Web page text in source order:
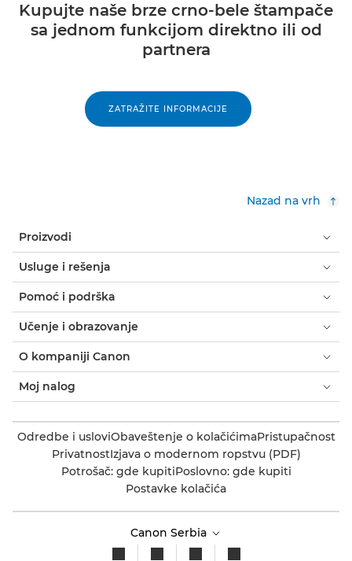
Kupujte naše brze crno-bele štampače
sa jednom funkcijom direktno ili od
partnera
ZATRAŽITE INFORMACIJE
Nazad na vrh
Proizvodi
Usluge i rešenja
Pomoć i podrška
Učenje i obrazovanje
O kompaniji Canon
Moj nalog
Odredbe i usloviObaveštenje o kolačićimaPristupačnost
PrivatnostIzjava o modernom ropstvu (PDF)
Potrošač: gde kupitiPoslovno: gde kupiti
Postavke kolačića
Canon Serbia